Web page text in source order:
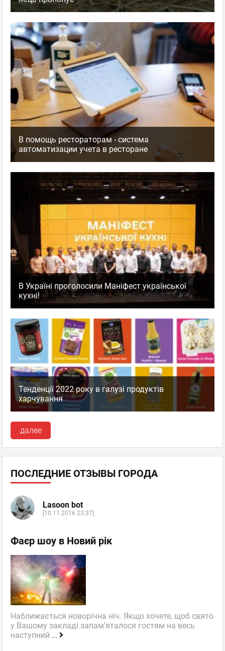
В помощь рестораторам - система
автоматизации учета в ресторане
В Україні проголосили Маніфест української
кухні!
Тенденції 2022 року в галузі продуктів
харчування
далее
ПОСЛЕДНИЕ ОТЗЫВЫ ГОРОДА
Lasoon bot
[10.11.2016 23:37]
Фаєр шоу в Новий рік
Наближається новорічна ніч. Якщо хочете, щоб свято
у Вашому закладі запам'яталося гостям на весь
наступний ...